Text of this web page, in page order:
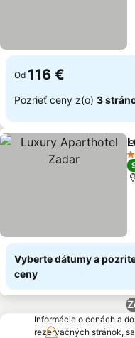
Od 116 €
Pozrieť ceny z(o) 3
4
Vyberte dátumy a
ceny
Informácie o cenách a
rezervačných stránok,